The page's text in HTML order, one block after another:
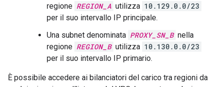
regione REGION_A utilizza 10.129.0.0/23
per il suo intervallo IP principale.
Una subnet denominata PROXY_SN_B nella
regione REGION_B utilizza 10.130.0.0/23
per il suo intervallo IP primario.
È possibile accedere ai bilanciatori del carico tra regioni da